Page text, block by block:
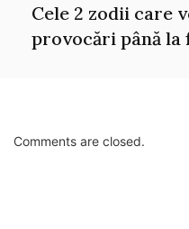
Cele 2 zodii care
provocări până la
Comments are closed.